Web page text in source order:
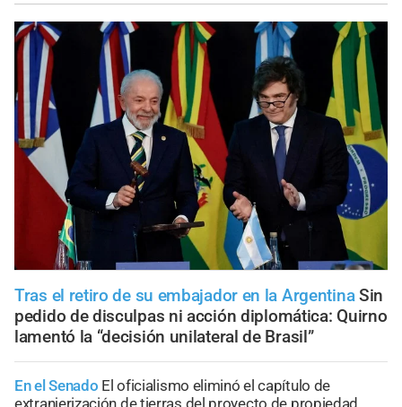
Tras el retiro de su embajador en la Argentina Sin
pedido de disculpas ni acción diplomática: Quirno
lamentó la “decisión unilateral de Brasil”
En el Senado El oficialismo eliminó el capítulo de